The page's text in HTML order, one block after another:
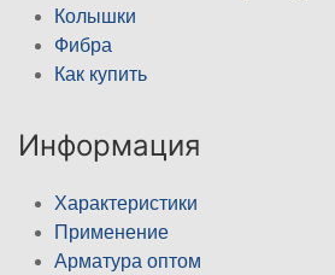
Колышки
Фибра
Как купить
Информация
Характеристики
Применение
Арматура оптом